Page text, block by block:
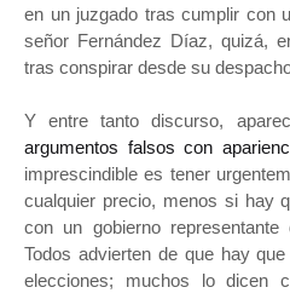
en un juzgado tras cumplir con
señor Fernández Díaz, quizá,
tras conspirar desde su
Y entre tanto discurso,
argumentos falsos con
imprescindible es tener
cualquier precio, menos si hay
con un gobierno
Todos advierten de que hay
elecciones; muchos lo dicen